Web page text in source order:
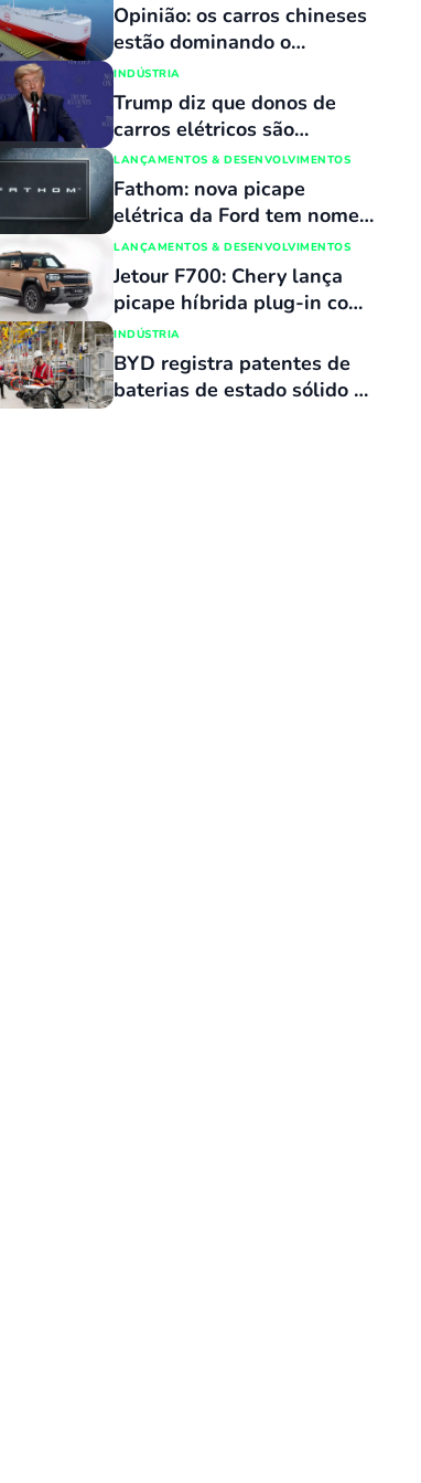
Opinião: os carros chineses
estão dominando o
mercado porque
simplesmente não têm
concorrentes
INDÚSTRIA
Trump diz que donos de
carros elétricos são
“malucos” e que “têm uma
doença”
LANÇAMENTOS & DESENVOLVIMENTOS
Fathom: nova picape
elétrica da Ford tem nome
revelado e custará o mesmo
que uma Maverick
LANÇAMENTOS & DESENVOLVIMENTOS
Jetour F700: Chery lança
picape híbrida plug-in com
capacidade de atravessar
trechos alagados de até 90
cm
INDÚSTRIA
BYD registra patentes de
baterias de estado sólido e